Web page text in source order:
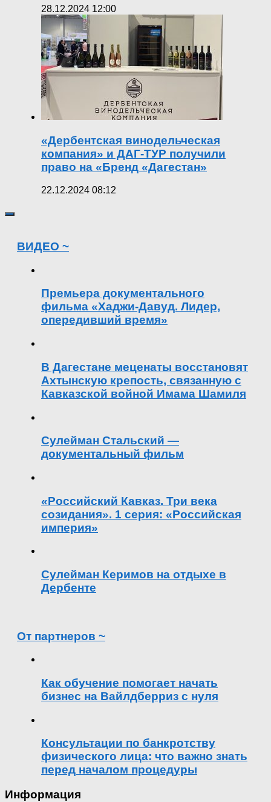
28.12.2024 12:00
«Дербентская винодельческая
компания» и ДАГ-ТУР получили
право на «Бренд «Дагестан»
22.12.2024 08:12
ВИДЕО ~
Премьера документального
фильма «Хаджи-Давуд. Лидер,
опередивший время»
В Дагестане меценаты восстановят
Ахтынскую крепость, связанную с
Кавказской войной Имама Шамиля
Сулейман Стальский —
документальный фильм
«Российский Кавказ. Три века
созидания». 1 серия: «Российская
империя»
Сулейман Керимов на отдыхе в
Дербенте
От партнеров ~
Как обучение помогает начать
бизнес на Вайлдберриз с нуля
Консультации по банкротству
физического лица: что важно знать
перед началом процедуры
Информация